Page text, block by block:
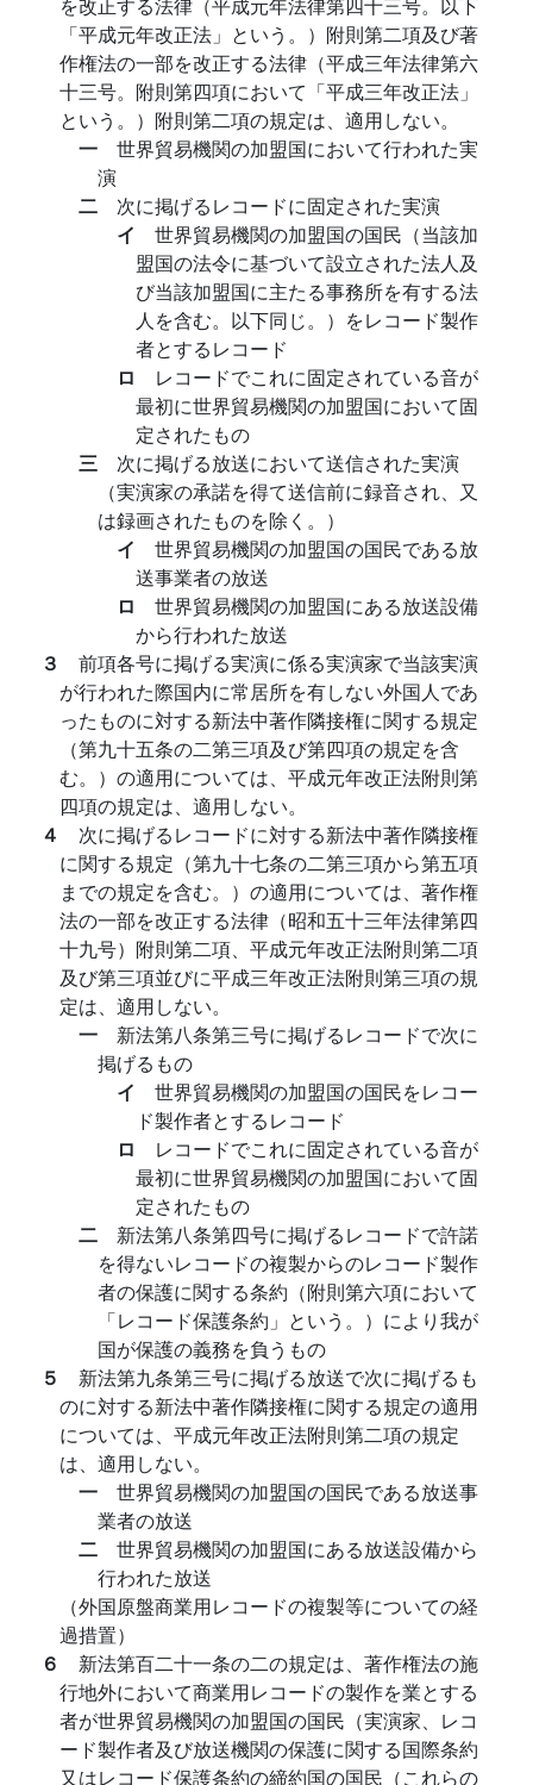
「平成元年改正法」という。）附則第二項及び著
作権法の一部を改正する法律（平成三年法律第六
十三号。附則第四項において「平成三年改正法」
という。）附則第二項の規定は、適用しない。
一 世界貿易機関の加盟国において行われた実
演
二 次に掲げるレコードに固定された実演
イ 世界貿易機関の加盟国の国民（当該加
盟国の法令に基づいて設立された法人及
び当該加盟国に主たる事務所を有する法
人を含む。以下同じ。）をレコード製作
者とするレコード
ロ レコードでこれに固定されている音が
最初に世界貿易機関の加盟国において固
定されたもの
三 次に掲げる放送において送信された実演
（実演家の承諾を得て送信前に録音され、又
は録画されたものを除く。）
イ 世界貿易機関の加盟国の国民である放
送事業者の放送
ロ 世界貿易機関の加盟国にある放送設備
から行われた放送
３ 前項各号に掲げる実演に係る実演家で当該実演
が行われた際国内に常居所を有しない外国人であ
ったものに対する新法中著作隣接権に関する規定
（第九十五条の二第三項及び第四項の規定を含
む。）の適用については、平成元年改正法附則第
四項の規定は、適用しない。
４ 次に掲げるレコードに対する新法中著作隣接権
に関する規定（第九十七条の二第三項から第五項
までの規定を含む。）の適用については、著作権
法の一部を改正する法律（昭和五十三年法律第四
十九号）附則第二項、平成元年改正法附則第二項
及び第三項並びに平成三年改正法附則第三項の規
定は、適用しない。
一 新法第八条第三号に掲げるレコードで次に
掲げるもの
イ 世界貿易機関の加盟国の国民をレコー
ド製作者とするレコード
ロ レコードでこれに固定されている音が
最初に世界貿易機関の加盟国において固
定されたもの
二 新法第八条第四号に掲げるレコードで許諾
を得ないレコードの複製からのレコード製作
者の保護に関する条約（附則第六項において
「レコード保護条約」という。）により我が
国が保護の義務を負うもの
５ 新法第九条第三号に掲げる放送で次に掲げるも
のに対する新法中著作隣接権に関する規定の適用
については、平成元年改正法附則第二項の規定
は、適用しない。
一 世界貿易機関の加盟国の国民である放送事
業者の放送
二 世界貿易機関の加盟国にある放送設備から
行われた放送
（外国原盤商業用レコードの複製等についての経
過措置）
６ 新法第百二十一条の二の規定は、著作権法の施
行地外において商業用レコードの製作を業とする
者が世界貿易機関の加盟国の国民（実演家、レコ
ード製作者及び放送機関の保護に関する国際条約
又はレコード保護条約の締約国の国民（これらの